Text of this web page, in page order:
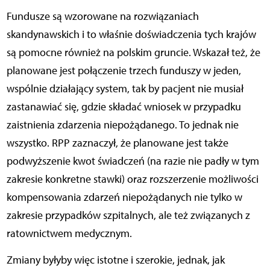
Fundusze są wzorowane na rozwiązaniach
skandynawskich i to właśnie doświadczenia tych krajów
są pomocne również na polskim gruncie. Wskazał też, że
planowane jest połączenie trzech funduszy w jeden,
wspólnie działający system, tak by pacjent nie musiał
zastanawiać się, gdzie składać wniosek w przypadku
zaistnienia zdarzenia niepożądanego. To jednak nie
wszystko. RPP zaznaczył, że planowane jest także
podwyższenie kwot świadczeń (na razie nie padły w tym
zakresie konkretne stawki) oraz rozszerzenie możliwości
kompensowania zdarzeń niepożądanych nie tylko w
zakresie przypadków szpitalnych, ale też związanych z
ratownictwem medycznym.
Zmiany byłyby więc istotne i szerokie, jednak, jak